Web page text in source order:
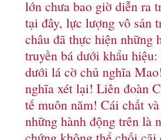
lớn chưa bao giờ diễn ra
tại đây, lực lượng vô sản
châu đã thực hiện những
truyền bá dưới khẩu
dưới lá cờ chủ nghĩa
nghĩa xét lại! Liên đoàn
tế muôn năm! Cái chất
những hành động trên là